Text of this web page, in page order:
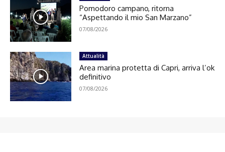
Pomodoro campano, ritorna
“Aspettando il mio San Marzano”
07/08/2026
Attualità
Area marina protetta di Capri, arriva l’ok
definitivo
07/08/2026